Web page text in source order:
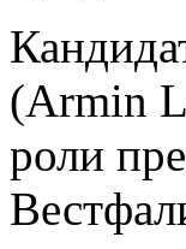
(Armin
роли